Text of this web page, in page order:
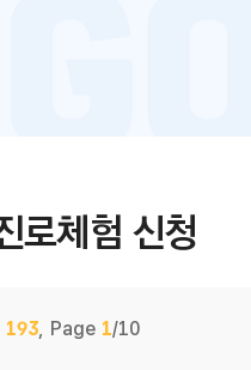
로체험 신청
193, Page 1/10